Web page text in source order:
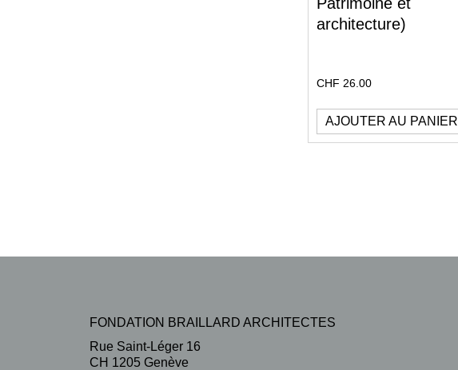
architecture)
CHF 26.00
AJOUTER AU PANIER
FONDATION BRAILLARD ARCHITECTES
Rue Saint-Léger 16
CH 1205 Genève